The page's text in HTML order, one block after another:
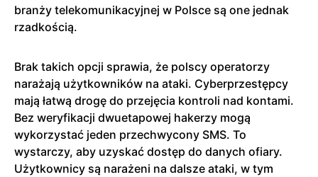
branży telekomunikacyjnej w Polsce są one jednak
rzadkością.
Brak takich opcji sprawia, że polscy operatorzy
narażają użytkowników na ataki. Cyberprzestępcy
mają łatwą drogę do przejęcia kontroli nad kontami.
Bez weryfikacji dwuetapowej hakerzy mogą
wykorzystać jeden przechwycony SMS. To
wystarczy, aby uzyskać dostęp do danych ofiary.
Użytkownicy są narażeni na dalsze ataki, w tym